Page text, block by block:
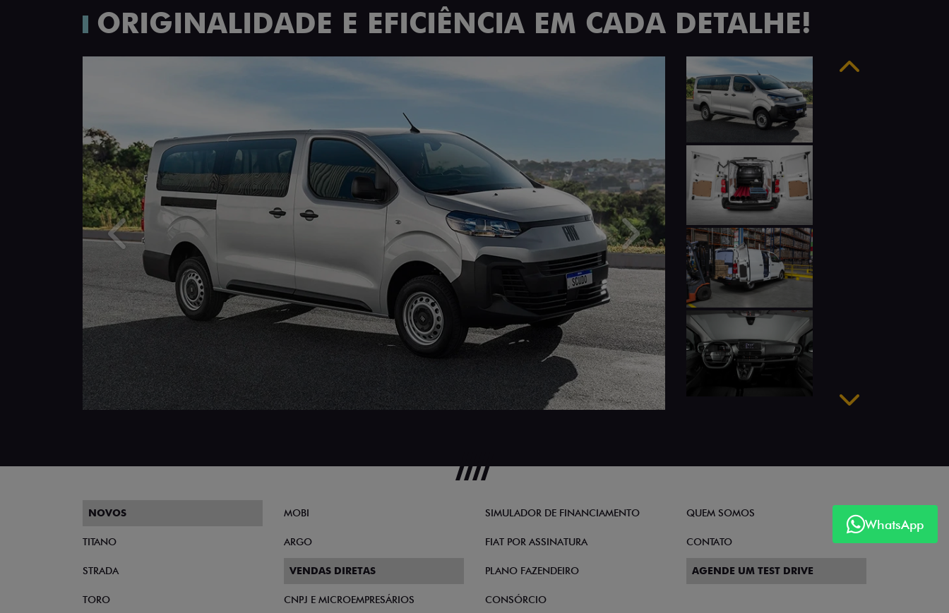
ORIGINALIDADE E EFICIÊNCIA EM CADA DETALHE!
Anterior Próximo
Anterior
WhatsApp
NOVOS
TITANO
STRADA
TORO
MOBI
ARGO
VENDAS DIRETAS
CNPJ E MICROEMPRESÁRIOS
SIMULADOR DE FINANCIAMENTO
FIAT POR ASSINATURA
PLANO FAZENDEIRO
CONSÓRCIO
QUEM SOMOS
CONTATO
AGENDE UM TEST DRIVE